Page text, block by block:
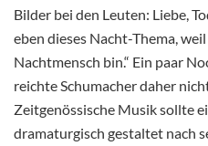
Bilder bei den Leuten: Liebe,
eben dieses Nacht-Thema,
Nachtmensch bin.“ Ein paar
reichte Schumacher daher
Zeitgenössische Musik sollte
dramaturgisch gestaltet nach